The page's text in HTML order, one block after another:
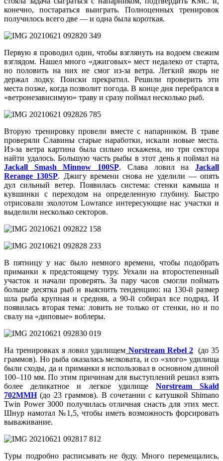
конечно, постараться выиграть. Полноценных тренировок
получилось всего две — и одна была короткая.
Первую я проводил один, чтобы взглянуть на водоем свежим
взглядом. Нашел много «джиговых» мест недалеко от старта,
но половить на них не смог из-за ветра. Легкий якорь не
держал лодку. Поиски прекратил. Решили проверить эти
места позже, когда позволит погода. В конце дня перебрался в
«ветронезависимую» траву и сразу поймал несколько рыб.
Вторую тренировку провели вместе с напарником. В траве
проверяли Славины старые наработки, искали новые места.
Из-за ветра картина была сильно искажена, но три сектора
найти удалось. Большую часть рыбы в этот день я поймал на
Jackall Smash Minnow 100SP. Слава ловил наJackall
Rerange 130SP. Джигу времени снова не уделили — опять
дул сильный ветер. Появилась система: стенки камыша и
кувшинки с переходом на определенную глубину. Быстро
отрисовали эхолотом Lowrance интересующие нас участки и
выделили несколько секторов.
В пятницу у нас было немного времени, чтобы подобрать
приманки к предстоящему туру. Уехали на второстепенный
участок и начали проверять. За пару часов смогли поймать
больше десятка рыб и выяснить тенденцию: на 130-й размер
шла рыба крупная и средняя, а 90-й собирал все подряд. И
появилась вторая тема: ловить не только от стенки, но и по
свалу на «диповые» воблеры.
На тренировках я ловил удилищем Norstream Rebel 2(до 35
граммов). Но рыба оказалась мелковата, и со «злого» удилища
были сходы, да и приманки я использовал в основном длиной
100–110 мм. По этим причинам для выступлений решил взять
более деликатное и легкое удилище Norstream Skald
702MMH(до 23 граммов). В сочетании с катушкой Shimano
Twin Power 3000 получилась отличная снасть для этих мест.
Шнур намотал №1,5, чтобы иметь возможность форсировать
вываживание.
Туры подробно расписывать не буду. Много перемещались,